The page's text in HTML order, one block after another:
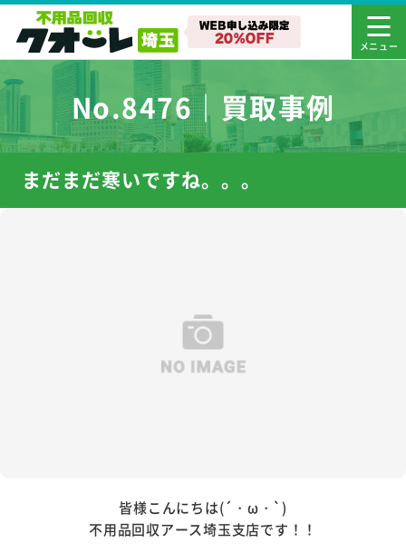
No.8476｜買取事例
まだまだ寒いですね。。。
皆様こんにちは(´・ω・`)
不用品回収アース埼玉支店です！！